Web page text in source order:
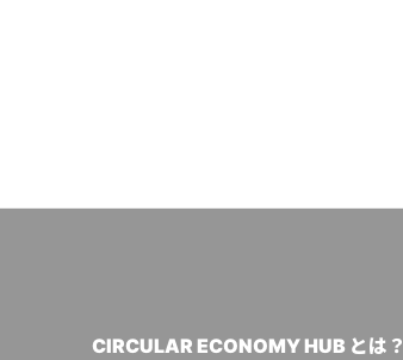
CIRCULAR ECONOMY HUB とは？